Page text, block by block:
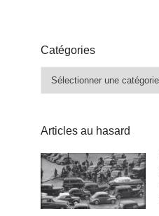
Catégories
Catégories
Articles au hasard